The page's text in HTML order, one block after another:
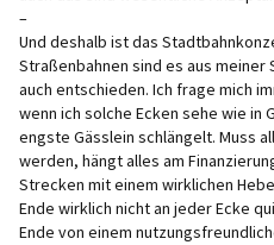
–
Und deshalb ist das
Straßenbahnen sind es aus meiner
auch entschieden. Ich frage mich
wenn ich solche Ecken sehe wie in
engste Gässlein schlängelt. Muss
werden, hängt alles am
Strecken mit einem wirklichen
Ende wirklich nicht an jeder Ecke
Ende von einem